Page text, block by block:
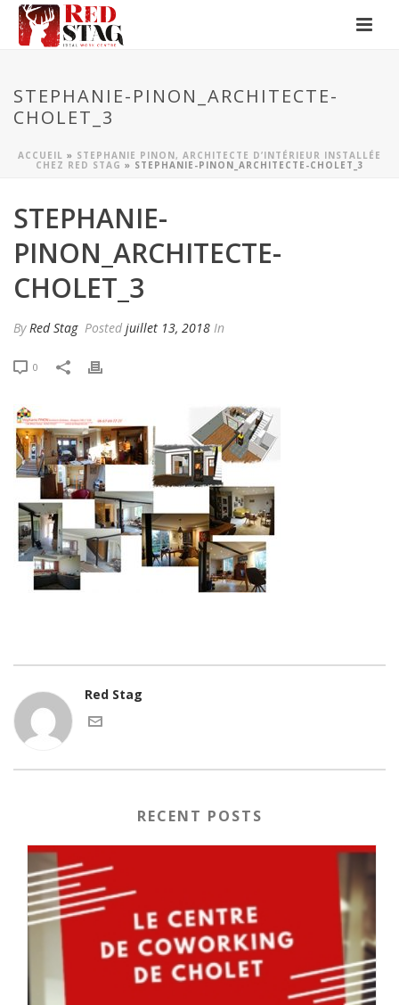
STEPHANIE-PINON_ARCHITECTE-
CHOLET_3
ACCUEIL » STEPHANIE PINON, ARCHITECTE D’INTÉRIEUR INSTALLÉE
CHEZ RED STAG » STEPHANIE-PINON_ARCHITECTE-CHOLET_3
STEPHANIE-
PINON_ARCHITECTE-
CHOLET_3
ByRed Stag Posted juillet 13, 2018 In
0
Red Stag
RECENT POSTS